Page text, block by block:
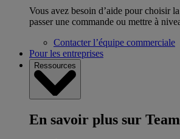
Vous avez besoin d’aide pour choisir
passer une commande ou mettre à
Contacter l’équipe commerciale
Pour les entreprises
Ressources
En savoir plus sur